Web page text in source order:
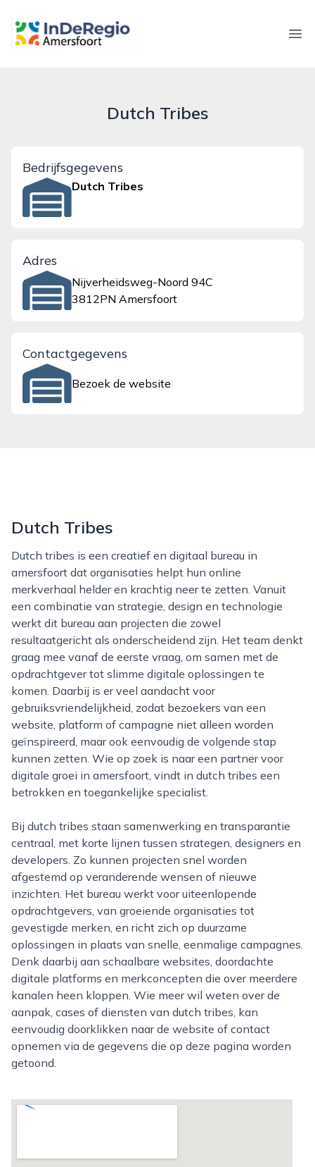
inderegioamersfoort.nl
Dutch Tribes
Bedrijfsgegevens
Dutch Tribes
Adres
Nijverheidsweg-Noord 94C
3812PN Amersfoort
Contactgegevens
Bezoek de website
Dutch Tribes
Dutch tribes is een creatief en digitaal bureau in
amersfoort dat organisaties helpt hun online
merkverhaal helder en krachtig neer te zetten. Vanuit
een combinatie van strategie, design en technologie
werkt dit bureau aan projecten die zowel
resultaatgericht als onderscheidend zijn. Het team denkt
graag mee vanaf de eerste vraag, om samen met de
opdrachtgever tot slimme digitale oplossingen te
komen. Daarbij is er veel aandacht voor
gebruiksvriendelijkheid, zodat bezoekers van een
website, platform of campagne niet alleen worden
geïnspireerd, maar ook eenvoudig de volgende stap
kunnen zetten. Wie op zoek is naar een partner voor
digitale groei in amersfoort, vindt in dutch tribes een
betrokken en toegankelijke specialist.
Bij dutch tribes staan samenwerking en transparantie
centraal, met korte lijnen tussen strategen, designers en
developers. Zo kunnen projecten snel worden
afgestemd op veranderende wensen of nieuwe
inzichten. Het bureau werkt voor uiteenlopende
opdrachtgevers, van groeiende organisaties tot
gevestigde merken, en richt zich op duurzame
oplossingen in plaats van snelle, eenmalige campagnes.
Denk daarbij aan schaalbare websites, doordachte
digitale platforms en merkconcepten die over meerdere
kanalen heen kloppen. Wie meer wil weten over de
aanpak, cases of diensten van dutch tribes, kan
eenvoudig doorklikken naar de website of contact
opnemen via de gegevens die op deze pagina worden
getoond.